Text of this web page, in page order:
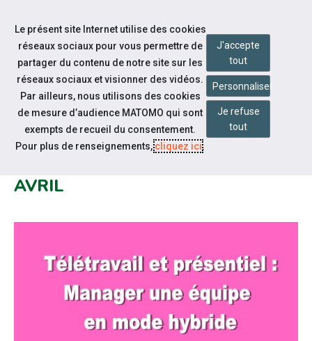
Aller au contenu
Notre actualité
EMPLOYEURS, LES ATELIERS DU
AVRIL
Le présent site Internet utilise des cookies
réseaux sociaux pour vous permettre de
partager du contenu de notre site sur les
réseaux sociaux et visionner des vidéos.
Par ailleurs, nous utilisons des cookies
de mesure d’audience MATOMO qui sont
exempts de recueil du consentement.
Pour plus de renseignements,cliquez ici.
J'accepte
tout
Personnaliser
Je refuse
tout